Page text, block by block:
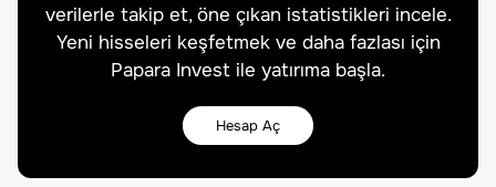
verilerle takip et, öne çıkan istatistikleri incele.
Yeni hisseleri keşfetmek ve daha fazlası için
Papara Invest ile yatırıma başla.
Hesap Aç